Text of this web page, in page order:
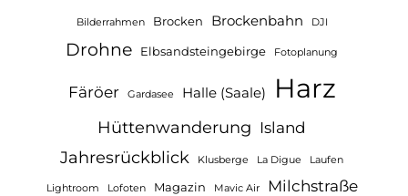
Bilderrahmen Brocken Brockenbahn DJI
Drohne Elbsandsteingebirge Fotoplanung
Färöer Gardasee Halle (Saale) Harz
Hüttenwanderung Island
Jahresrückblick Klusberge La Digue Laufen
Lightroom Lofoten Magazin Mavic Air Milchstraße